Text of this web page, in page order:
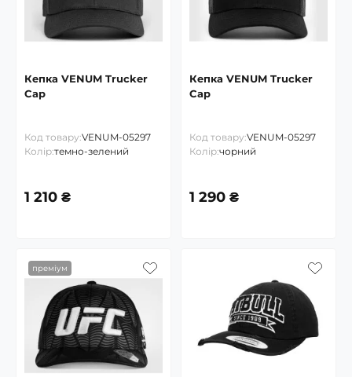
Кепка VENUM Trucker
Cap
Код товару:VENUM-05297
Колір:темно-зелений
1 210 ₴
Кепка VENUM Trucker
Cap
Код товару:VENUM-05297
Колір:чорний
1 290 ₴
преміум